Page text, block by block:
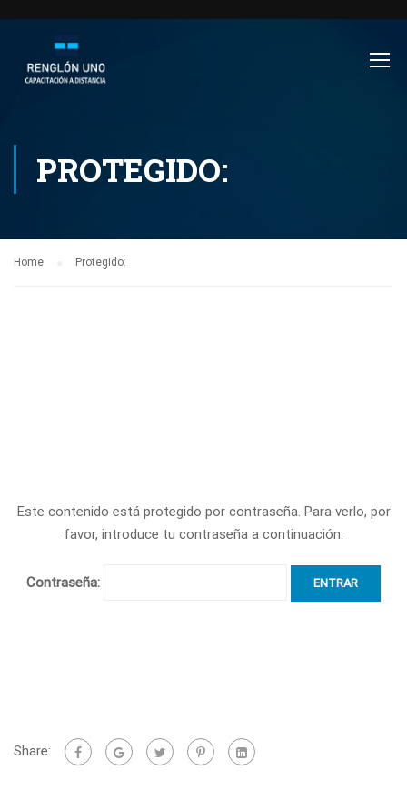
PROTEGIDO:
Home Protegido:
Este contenido está protegido por contraseña. Para verlo, por
favor, introduce tu contraseña a continuación:
Contraseña:
Share: